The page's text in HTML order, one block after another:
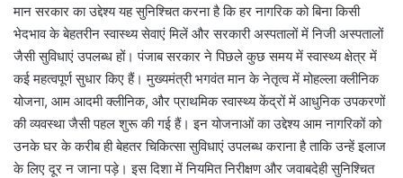
मान सरकार का उद्देश्य यह सुनिश्चित करना है कि हर नागरिक को बिना किसी
भेदभाव के बेहतरीन स्वास्थ्य सेवाएं मिलें और सरकारी अस्पतालों में निजी अस्पतालों
जैसी सुविधाएं उपलब्ध हों। पंजाब सरकार ने पिछले कुछ समय में स्वास्थ्य क्षेत्र में
कई महत्वपूर्ण सुधार किए हैं। मुख्यमंत्री भगवंत मान के नेतृत्व में मोहल्ला क्लीनिक
योजना, आम आदमी क्लीनिक, और प्राथमिक स्वास्थ्य केंद्रों में आधुनिक उपकरणों
की व्यवस्था जैसी पहल शुरू की गई हैं। इन योजनाओं का उद्देश्य आम नागरिकों को
उनके घर के करीब ही बेहतर चिकित्सा सुविधाएं उपलब्ध कराना है ताकि उन्हें इलाज
के लिए दूर न जाना पड़े। इस दिशा में नियमित निरीक्षण और जवाबदेही सुनिश्चित